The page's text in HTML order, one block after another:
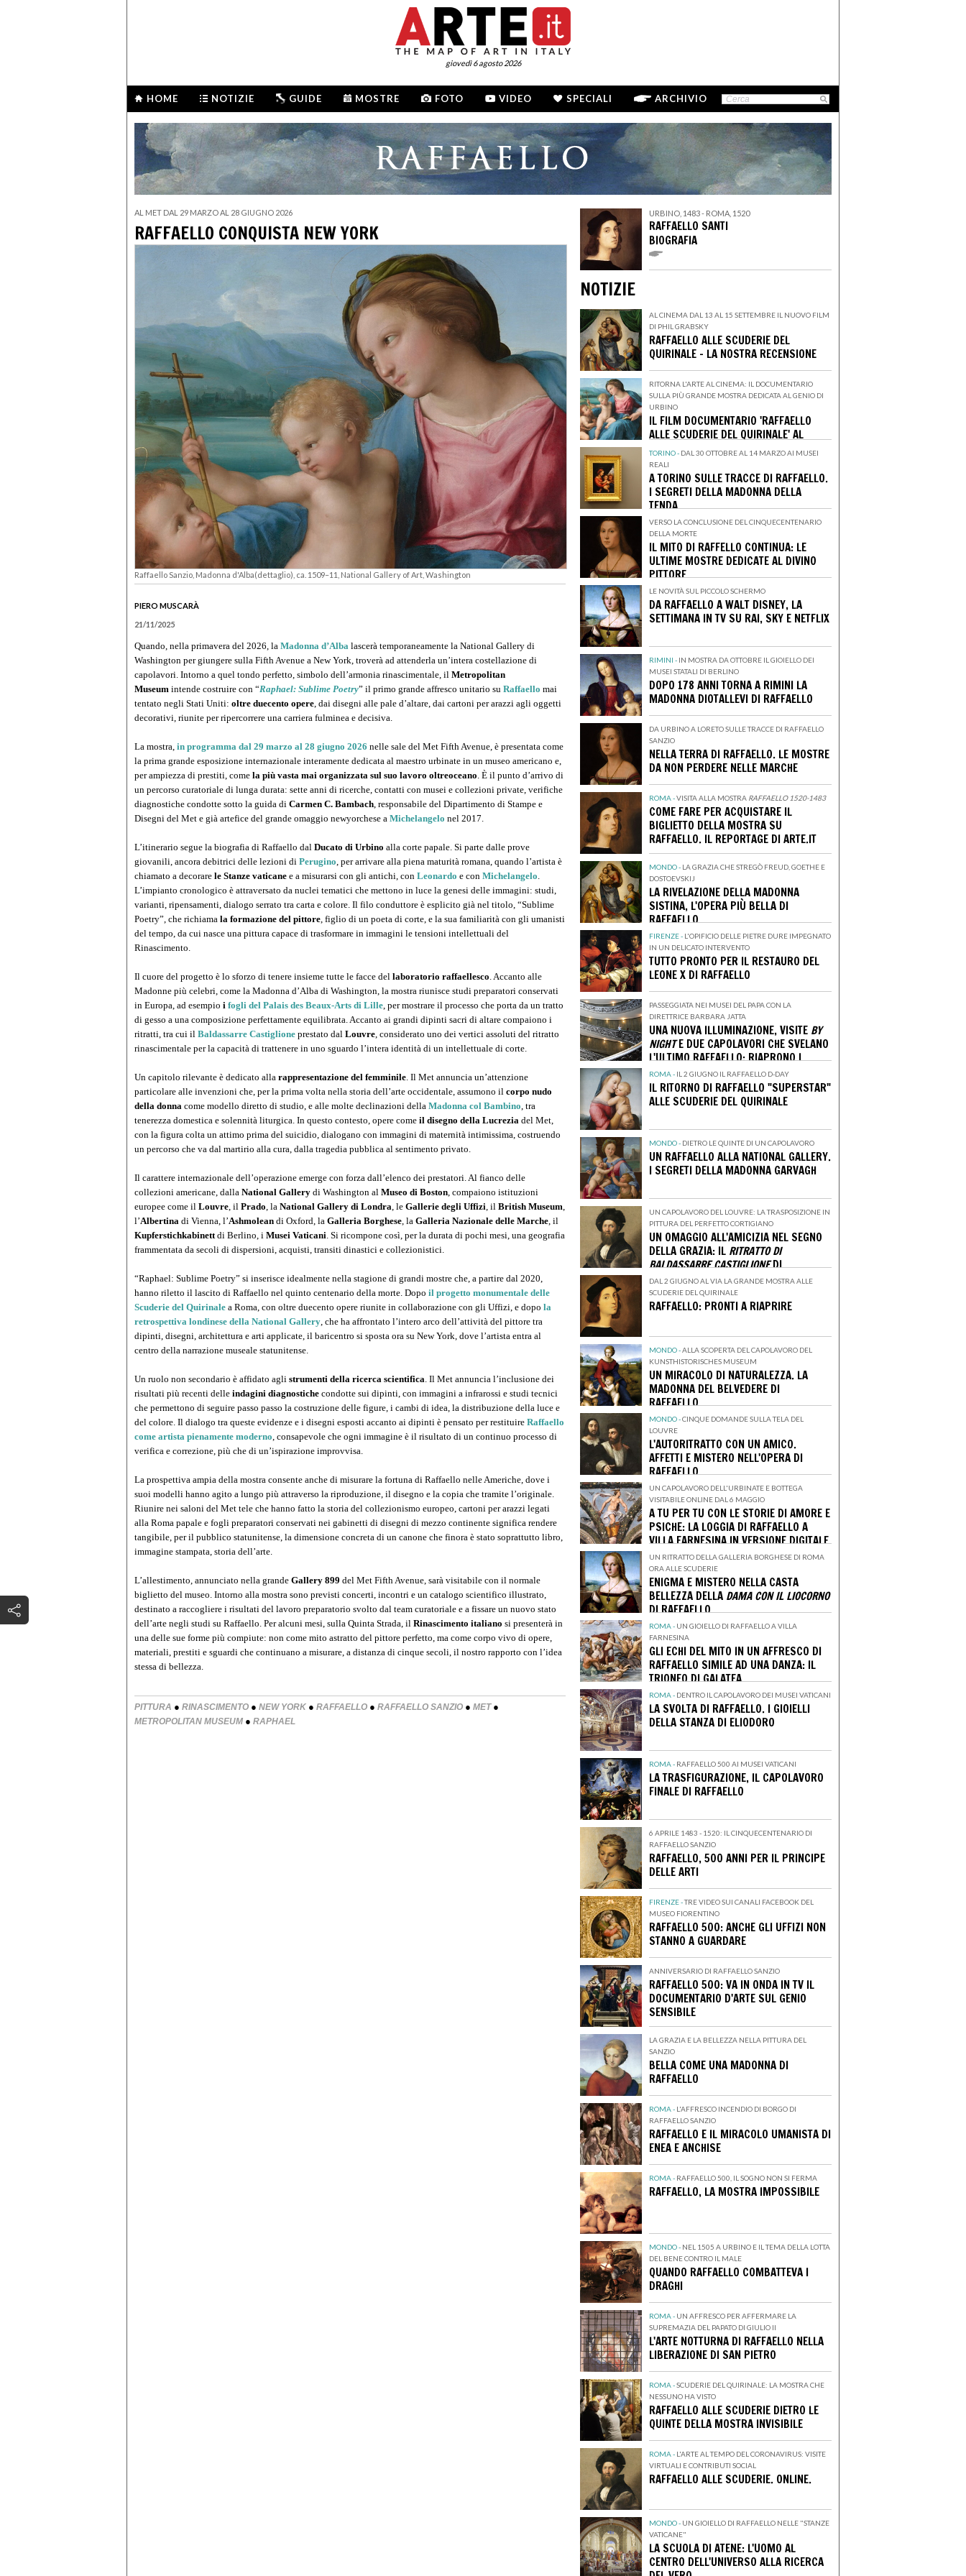
giovedì 6 agosto 2026
HOME NOTIZIE GUIDE MOSTRE FOTO VIDEO SPECIALI ARCHIVIO
AL MET DAL 29 MARZO AL 28 GIUGNO 2026
RAFFAELLO CONQUISTA NEW YORK
Raffaello Sanzio, Madonna d'Alba(dettaglio), ca. 1509–11, National Gallery of Art, Washington
PIERO MUSCARÀ
21/11/2025
Quando, nella primavera del 2026, la Madonna d’Alba lascerà temporaneamente la National Gallery di
Washington per giungere sulla Fifth Avenue a New York, troverà ad attenderla un’intera costellazione di
capolavori. Intorno a quel tondo perfetto, simbolo dell’armonia rinascimentale, il Metropolitan
Museum intende costruire con “Raphael: Sublime Poetry” il primo grande affresco unitario su Raffaello mai
tentato negli Stati Uniti: oltre duecento opere, dai disegni alle pale d’altare, dai cartoni per arazzi agli oggetti
decorativi, riunite per ripercorrere una carriera fulminea e decisiva.
La mostra, in programma dal 29 marzo al 28 giugno 2026 nelle sale del Met Fifth Avenue, è presentata come
la prima grande esposizione internazionale interamente dedicata al maestro urbinate in un museo americano e,
per ampiezza di prestiti, come la più vasta mai organizzata sul suo lavoro oltreoceano. È il punto d’arrivo di
un percorso curatoriale di lunga durata: sette anni di ricerche, contatti con musei e collezioni private, verifiche
diagnostiche condotte sotto la guida di Carmen C. Bambach, responsabile del Dipartimento di Stampe e
Disegni del Met e già artefice del grande omaggio newyorchese a Michelangelo nel 2017.
L’itinerario segue la biografia di Raffaello dal Ducato di Urbino alla corte papale. Si parte dalle prove
giovanili, ancora debitrici delle lezioni di Perugino, per arrivare alla piena maturità romana, quando l’artista è
chiamato a decorare le Stanze vaticane e a misurarsi con gli antichi, con Leonardo e con Michelangelo.
L’impianto cronologico è attraversato da nuclei tematici che mettono in luce la genesi delle immagini: studi,
varianti, ripensamenti, dialogo serrato tra carta e colore. Il filo conduttore è esplicito già nel titolo, “Sublime
Poetry”, che richiama la formazione del pittore, figlio di un poeta di corte, e la sua familiarità con gli umanisti
del tempo, da cui nasce una pittura capace di trasformare in immagini le tensioni intellettuali del
Rinascimento.
Il cuore del progetto è lo sforzo di tenere insieme tutte le facce del laboratorio raffaellesco. Accanto alle
Madonne più celebri, come la Madonna d’Alba di Washington, la mostra riunisce studi preparatori conservati
in Europa, ad esempio i fogli del Palais des Beaux-Arts di Lille, per mostrare il processo che porta da un tratto
di gesso a una composizione perfettamente equilibrata. Accanto ai grandi dipinti sacri di altare compaiono i
ritratti, tra cui il Baldassarre Castiglione prestato dal Louvre, considerato uno dei vertici assoluti del ritratto
rinascimentale per la capacità di trattenere in uno sguardo l’intera identità di un intellettuale di corte.
Un capitolo rilevante è dedicato alla rappresentazione del femminile. Il Met annuncia un’attenzione
particolare alle invenzioni che, per la prima volta nella storia dell’arte occidentale, assumono il corpo nudo
della donna come modello diretto di studio, e alle molte declinazioni della Madonna col Bambino, tra
tenerezza domestica e solennità liturgica. In questo contesto, opere come il disegno della Lucrezia del Met,
con la figura colta un attimo prima del suicidio, dialogano con immagini di maternità intimissima, costruendo
un percorso che va dal martirio alla cura, dalla tragedia pubblica al sentimento privato.
Il carattere internazionale dell’operazione emerge con forza dall’elenco dei prestatori. Al fianco delle
collezioni americane, dalla National Gallery di Washington al Museo di Boston, compaiono istituzioni
europee come il Louvre, il Prado, la National Gallery di Londra, le Gallerie degli Uffizi, il British Museum,
l’Albertina di Vienna, l’Ashmolean di Oxford, la Galleria Borghese, la Galleria Nazionale delle Marche, il
Kupferstichkabinettdi Berlino, i Musei Vaticani. Si ricompone così, per la durata di pochi mesi, una geografia
frammentata da secoli di dispersioni, acquisti, transiti dinastici e collezionistici.
“Raphael: Sublime Poetry” si inserisce idealmente nella stagione di grandi mostre che, a partire dal 2020,
hanno riletto il lascito di Raffaello nel quinto centenario della morte. Dopo il progetto monumentale delle
Scuderie del Quirinale a Roma, con oltre duecento opere riunite in collaborazione con gli Uffizi, e dopo la
retrospettiva londinese della National Gallery, che ha affrontato l’intero arco dell’attività del pittore tra
dipinti, disegni, architettura e arti applicate, il baricentro si sposta ora su New York, dove l’artista entra al
centro della narrazione museale statunitense.
Un ruolo non secondario è affidato agli strumenti della ricerca scientifica. Il Met annuncia l’inclusione dei
risultati più recenti delle indagini diagnostiche condotte sui dipinti, con immagini a infrarossi e studi tecnici
che permettono di seguire passo passo la costruzione delle figure, i cambi di idea, la distribuzione della luce e
del colore. Il dialogo tra queste evidenze e i disegni esposti accanto ai dipinti è pensato per restituire Raffaello
come artista pienamente moderno, consapevole che ogni immagine è il risultato di un continuo processo di
verifica e correzione, più che di un’ispirazione improvvisa.
La prospettiva ampia della mostra consente anche di misurare la fortuna di Raffaello nelle Americhe, dove i
suoi modelli hanno agito a lungo più attraverso la riproduzione, il disegno e la copia che tramite l’originale.
Riunire nei saloni del Met tele che hanno fatto la storia del collezionismo europeo, cartoni per arazzi legati
alla Roma papale e fogli preparatori conservati nei gabinetti di disegni di mezzo continente significa rendere
tangibile, per il pubblico statunitense, la dimensione concreta di un canone che finora è stato soprattutto libro,
immagine stampata, storia dell’arte.
L’allestimento, annunciato nella grande Gallery 899 del Met Fifth Avenue, sarà visitabile con il normale
biglietto del museo. Intorno alla mostra sono previsti concerti, incontri e un catalogo scientifico illustrato,
destinato a raccogliere i risultati del lavoro preparatorio svolto dal team curatoriale e a fissare un nuovo stato
dell’arte negli studi su Raffaello. Per alcuni mesi, sulla Quinta Strada, il Rinascimento italiano si presenterà in
una delle sue forme più compiute: non come mito astratto del pittore perfetto, ma come corpo vivo di opere,
materiali, prestiti e sguardi che continuano a misurare, a distanza di cinque secoli, il nostro rapporto con l’idea
stessa di bellezza.
PITTURA ● RINASCIMENTO ● NEW YORK ● RAFFAELLO ● RAFFAELLO SANZIO ● MET●
METROPOLITAN MUSEUM ● RAPHAEL
URBINO, 1483 - ROMA, 1520
RAFFAELLO SANTI
BIOGRAFIA
NOTIZIE
AL CINEMA DAL 13 AL 15 SETTEMBRE IL NUOVO FILM
DI PHIL GRABSKY
RAFFAELLO ALLE SCUDERIE DEL
QUIRINALE - LA NOSTRA RECENSIONE
RITORNA L'ARTE AL CINEMA: IL DOCUMENTARIO
SULLA PIÙ GRANDE MOSTRA DEDICATA AL GENIO DI
URBINO
IL FILM DOCUMENTARIO 'RAFFAELLO
ALLE SCUDERIE DEL QUIRINALE' AL
CINEMA IL 13, 14 E 15 SETTEMBRE
TORINO - DAL 30 OTTOBRE AL 14 MARZO AI MUSEI
REALI
A TORINO SULLE TRACCE DI RAFFAELLO.
I SEGRETI DELLA MADONNA DELLA
TENDA
VERSO LA CONCLUSIONE DEL CINQUECENTENARIO
DELLA MORTE
IL MITO DI RAFFELLO CONTINUA: LE
ULTIME MOSTRE DEDICATE AL DIVINO
PITTORE
LE NOVITÀ SUL PICCOLO SCHERMO
DA RAFFAELLO A WALT DISNEY, LA
SETTIMANA IN TV SU RAI, SKY E NETFLIX
RIMINI - IN MOSTRA DA OTTOBRE IL GIOIELLO DEI
MUSEI STATALI DI BERLINO
DOPO 178 ANNI TORNA A RIMINI LA
MADONNA DIOTALLEVI DI RAFFAELLO
DA URBINO A LORETO SULLE TRACCE DI RAFFAELLO
SANZIO
NELLA TERRA DI RAFFAELLO. LE MOSTRE
DA NON PERDERE NELLE MARCHE
ROMA -VISITA ALLA MOSTRA RAFFAELLO 1520-1483
COME FARE PER ACQUISTARE IL
BIGLIETTO DELLA MOSTRA SU
RAFFAELLO. IL REPORTAGE DI ARTE.IT
MONDO - LA GRAZIA CHE STREGÒ FREUD, GOETHE E
DOSTOEVSKIJ
LA RIVELAZIONE DELLA MADONNA
SISTINA, L'OPERA PIÙ BELLA DI
RAFFAELLO
FIRENZE - L'OPIFICIO DELLE PIETRE DURE IMPEGNATO
IN UN DELICATO INTERVENTO
TUTTO PRONTO PER IL RESTAURO DEL
LEONE X DI RAFFAELLO
PASSEGGIATA NEI MUSEI DEL PAPA CON LA
DIRETTRICE BARBARA JATTA
UNA NUOVA ILLUMINAZIONE, VISITE BY
NIGHTE DUE CAPOLAVORI CHE SVELANO
L'ULTIMO RAFFAELLO: RIAPRONO I
MUSEI VATICANI
ROMA - IL 2 GIUGNO IL RAFFAELLO D-DAY
IL RITORNO DI RAFFAELLO "SUPERSTAR"
ALLE SCUDERIE DEL QUIRINALE
MONDO - DIETRO LE QUINTE DI UN CAPOLAVORO
UN RAFFAELLO ALLA NATIONAL GALLERY.
I SEGRETI DELLA MADONNA GARVAGH
UN CAPOLAVORO DEL LOUVRE: LA TRASPOSIZIONE IN
PITTURA DEL PERFETTO CORTIGIANO
UN OMAGGIO ALL'AMICIZIA NEL SEGNO
DELLA GRAZIA: IL RITRATTO DI
BALDASSARRE CASTIGLIONEDI
RAFFAELLO
DAL 2 GIUGNO AL VIA LA GRANDE MOSTRA ALLE
SCUDERIE DEL QUIRINALE
RAFFAELLO: PRONTI A RIAPRIRE
MONDO -ALLA SCOPERTA DEL CAPOLAVORO DEL
KUNSTHISTORISCHES MUSEUM
UN MIRACOLO DI NATURALEZZA. LA
MADONNA DEL BELVEDERE DI
RAFFAELLO
MONDO -CINQUE DOMANDE SULLA TELA DEL
LOUVRE
L'AUTORITRATTO CON UN AMICO.
AFFETTI E MISTERO NELL'OPERA DI
RAFFAELLO
UN CAPOLAVORO DELL'URBINATE E BOTTEGA
VISITABILE ONLINE DAL 6 MAGGIO
A TU PER TU CON LE STORIE DI AMORE E
PSICHE: LA LOGGIA DI RAFFAELLO A
VILLA FARNESINA IN VERSIONE DIGITALE
UN RITRATTO DELLA GALLERIA BORGHESE DI ROMA
ORA ALLE SCUDERIE
ENIGMA E MISTERO NELLA CASTA
BELLEZZA DELLA DAMA CON IL LIOCORNO
DI RAFFAELLO
ROMA - UN GIOIELLO DI RAFFAELLO A VILLA
FARNESINA
GLI ECHI DEL MITO IN UN AFFRESCO DI
RAFFAELLO SIMILE AD UNA DANZA: IL
TRIONFO DI GALATEA
ROMA - DENTRO IL CAPOLAVORO DEI MUSEI VATICANI
LA SVOLTA DI RAFFAELLO. I GIOIELLI
DELLA STANZA DI ELIODORO
ROMA - RAFFAELLO 500 AI MUSEI VATICANI
LA TRASFIGURAZIONE, IL CAPOLAVORO
FINALE DI RAFFAELLO
6 APRILE 1483 - 1520: IL CINQUECENTENARIO DI
RAFFAELLO SANZIO
RAFFAELLO, 500 ANNI PER IL PRINCIPE
DELLE ARTI
FIRENZE -TRE VIDEO SUI CANALI FACEBOOK DEL
MUSEO FIORENTINO
RAFFAELLO 500: ANCHE GLI UFFIZI NON
STANNO A GUARDARE
ANNIVERSARIO DI RAFFAELLO SANZIO
RAFFAELLO 500: VA IN ONDA IN TV IL
DOCUMENTARIO D'ARTE SUL GENIO
SENSIBILE
LA GRAZIA E LA BELLEZZA NELLA PITTURA DEL
SANZIO
BELLA COME UNA MADONNA DI
RAFFAELLO
ROMA - L'AFFRESCO INCENDIO DI BORGO DI
RAFFAELLO SANZIO
RAFFAELLO E IL MIRACOLO UMANISTA DI
ENEA E ANCHISE
ROMA - RAFFAELLO 500, IL SOGNO NON SI FERMA
RAFFAELLO, LA MOSTRA IMPOSSIBILE
MONDO - NEL 1505 A URBINO E IL TEMA DELLA LOTTA
DEL BENE CONTRO IL MALE
QUANDO RAFFAELLO COMBATTEVA I
DRAGHI
ROMA - UN AFFRESCO PER AFFERMARE LA
SUPREMAZIA DEL PAPATO DI GIULIO II
L'ARTE NOTTURNA DI RAFFAELLO NELLA
LIBERAZIONE DI SAN PIETRO
ROMA -SCUDERIE DEL QUIRINALE: LA MOSTRA CHE
NESSUNO HA VISTO
RAFFAELLO ALLE SCUDERIE DIETRO LE
QUINTE DELLA MOSTRA INVISIBILE
ROMA - L'ARTE AL TEMPO DEL CORONAVIRUS: VISITE
VIRTUALI E CONTRIBUTI SOCIAL
RAFFAELLO ALLE SCUDERIE. ONLINE.
MONDO - UN GIOIELLO DI RAFFAELLO NELLE "STANZE
VATICANE"
LA SCUOLA DI ATENE: L'UOMO AL
CENTRO DELL'UNIVERSO ALLA RICERCA